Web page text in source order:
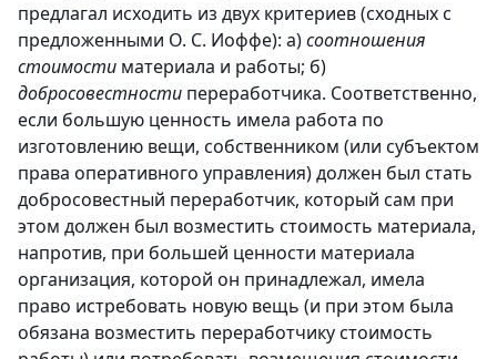
предлагал исходить из двух критериев (сходных с
предложенными О. С. Иоффе): a)соотношения
стоимости материала и работы; б)
добросовестности переработчика. Соответственно,
если большую ценность имела работа по
изготовлению вещи, собственником (или субъектом
права оперативного управления) должен был стать
добросовестный переработчик, который сам при
этом должен был возместить стоимость материала,
напротив, при большей ценности материала
организация, которой он принадлежал, имела
право истребовать новую вещь (и при этом была
обязана возместить переработчику стоимость